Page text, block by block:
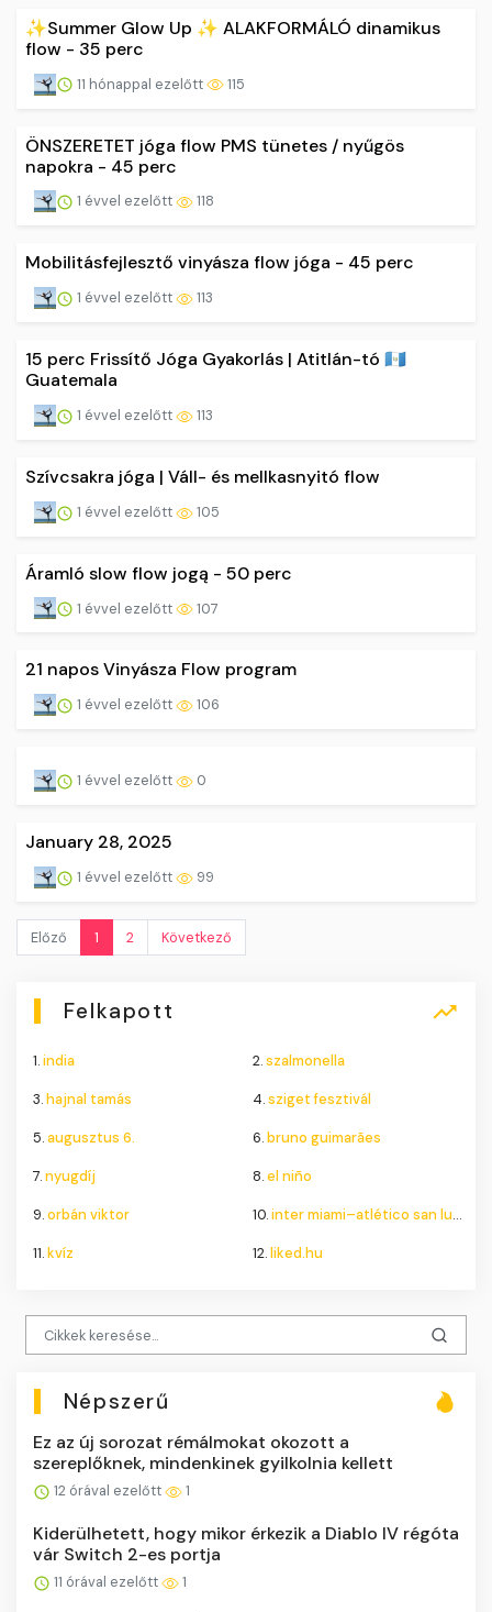
✨Summer Glow Up ✨ ALAKFORMÁLÓ dinamikus
flow - 35 perc
11 hónappal ezelőtt 115
ÖNSZERETET jóga flow PMS tünetes / nyűgös
napokra - 45 perc
1 évvel ezelőtt 118
Mobilitásfejlesztő vinyásza flow jóga - 45 perc
1 évvel ezelőtt 113
15 perc Frissítő Jóga Gyakorlás | Atitlán-tó 🇬🇹
Guatemala
1 évvel ezelőtt 113
Szívcsakra jóga | Váll- és mellkasnyitó flow
1 évvel ezelőtt 105
Áramló slow flow jogą - 50 perc
1 évvel ezelőtt 107
21 napos Vinyásza Flow program
1 évvel ezelőtt 106
1 évvel ezelőtt 0
January 28, 2025
1 évvel ezelőtt 99
Előző 1 2 Következő
Felkapott
1.india 2.szalmonella
3.hajnal tamás 4.sziget fesztivál
5.augusztus 6. 6.bruno guimarães
7.nyugdíj 8.el niño
9.orbán viktor 10.inter miami–atlético san luis
11.kvíz 12.liked.hu
Népszerű
Ez az új sorozat rémálmokat okozott a
szereplőknek, mindenkinek gyilkolnia kellett
12 órával ezelőtt 1
Kiderülhetett, hogy mikor érkezik a Diablo IV régóta
vár Switch 2-es portja
11 órával ezelőtt 1